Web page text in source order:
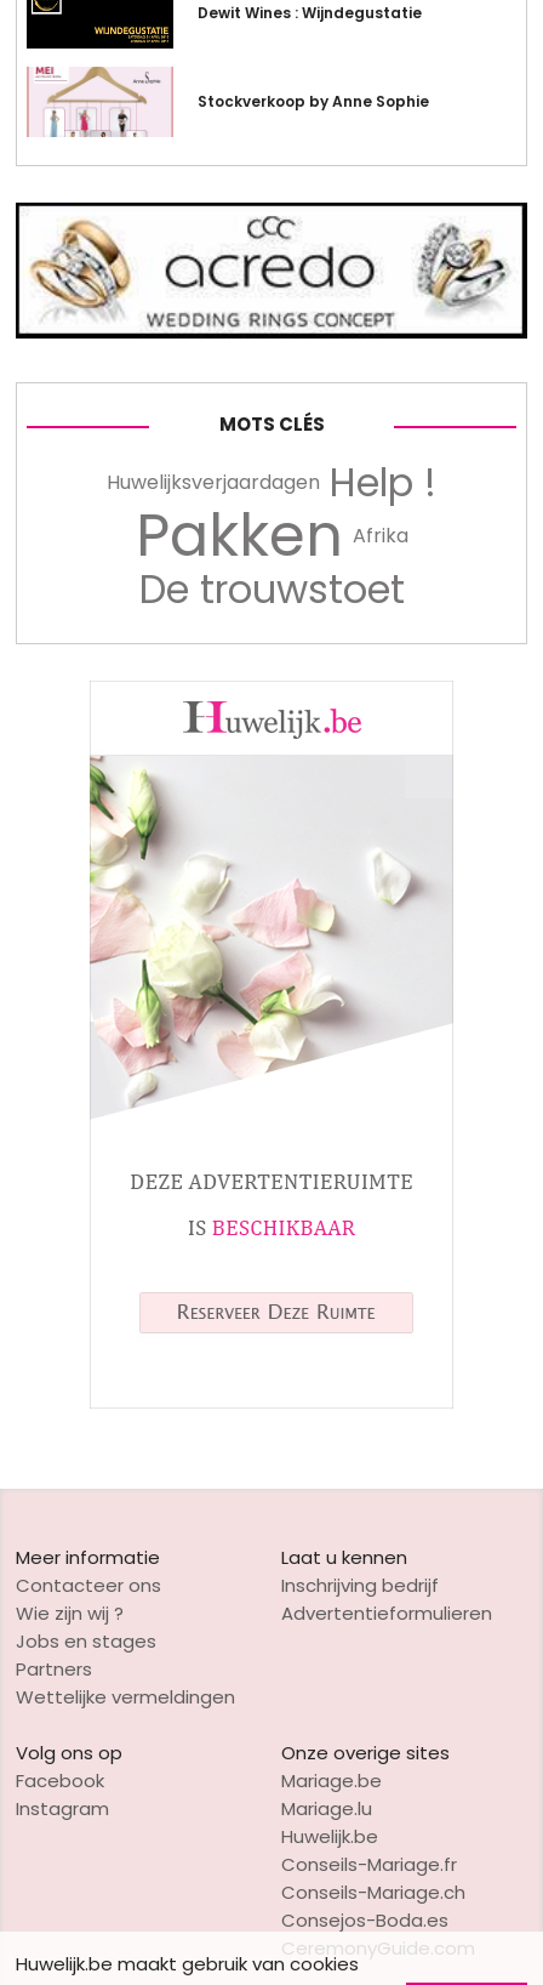
Dewit Wines : Wijndegustatie
Stockverkoop by Anne Sophie
MOTS CLÉS
Huwelijksverjaardagen Help !
Pakken Afrika
De trouwstoet
Meer informatie
Contacteer ons
Wie zijn wij ?
Jobs en stages
Partners
Wettelijke vermeldingen
Laat u kennen
Inschrijving bedrijf
Advertentieformulieren
Volg ons op
Facebook
Instagram
Onze overige sites
Mariage.be
Mariage.lu
Huwelijk.be
Conseils-Mariage.fr
Conseils-Mariage.ch
Consejos-Boda.es
CeremonyGuide.com
Huwelijk.be maakt gebruik van cookies